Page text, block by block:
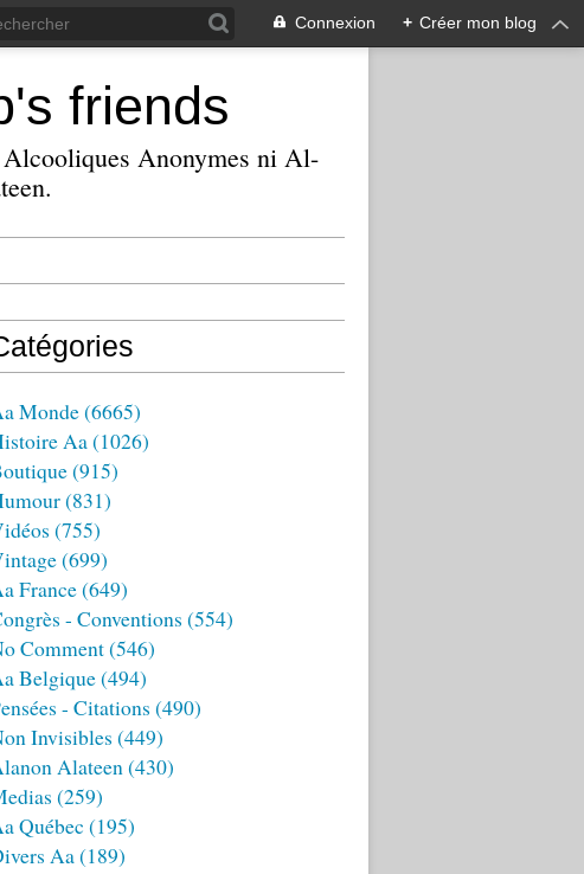
Connexion + Créer mon blog
friends
Alcooliques Anonymes ni Al-
Monde(6665)
Aa(1026)
(915)
(831)
(755)
(699)
France(649)
- Conventions (554)
Comment(546)
Belgique(494)
- Citations (490)
Invisibles (449)
Alateen(430)
(259)
Québec (195)
Aa(189)